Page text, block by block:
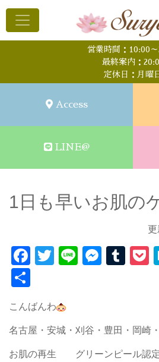
営業時間：10:00
最終案内：
定休日：月曜
Access
LINE@
1日も早いお肌の
更
Facebook
TwitterLine
有
こんばんわ
名古屋・安城・刈谷・豊田・岡崎
お肌の再生 グリーンピール